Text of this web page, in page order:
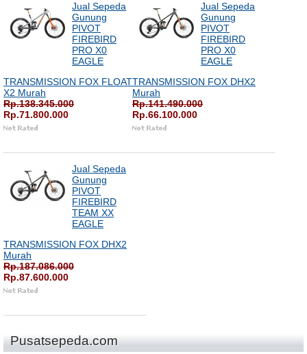
Jual Sepeda
Gunung
PIVOT
FIREBIRD
PRO X0
EAGLE
TRANSMISSION FOX FLOAT
X2 Murah
Rp.138.345.000
Rp.71.800.000
Jual Sepeda
Gunung
PIVOT
FIREBIRD
PRO X0
EAGLE
TRANSMISSION FOX DHX2
Murah
Rp.141.490.000
Rp.66.100.000
Jual Sepeda
Gunung
PIVOT
FIREBIRD
TEAM XX
EAGLE
TRANSMISSION FOX DHX2
Murah
Rp.187.086.000
Rp.87.600.000
Pusatsepeda.com